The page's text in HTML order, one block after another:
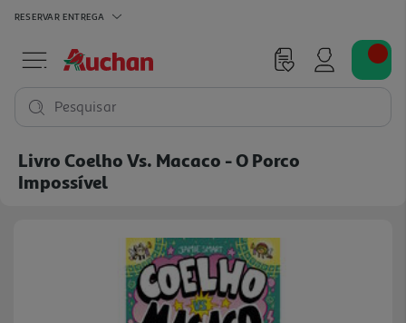
RESERVAR ENTREGA
Pesquisar
Livro Coelho Vs. Macaco - O Porco
Impossível